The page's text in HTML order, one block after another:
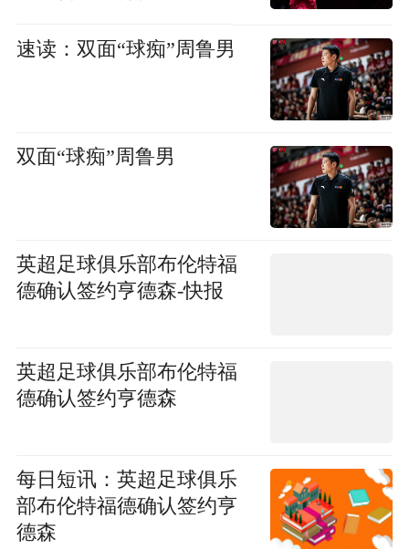
速读：双面“球痴”周鲁男
双面“球痴”周鲁男
英超足球俱乐部布伦特福
德确认签约亨德森-快报
英超足球俱乐部布伦特福
德确认签约亨德森
每日短讯：英超足球俱乐
部布伦特福德确认签约亨
德森